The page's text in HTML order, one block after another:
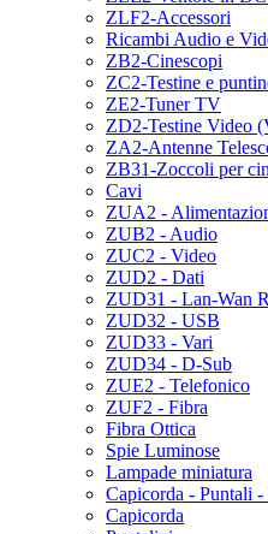
ZLF2-Accessori
Ricambi Audio e
ZB2-Cinescopi
ZC2-Testine e
ZE2-Tuner TV
ZD2-Testine Video
ZA2-Antenne
ZB31-Zoccoli per
Cavi
ZUA2 -
ZUB2 - Audio
ZUC2 - Video
ZUD2 - Dati
ZUD31 - Lan-Wan
ZUD32 - USB
ZUD33 - Vari
ZUD34 - D-Sub
ZUE2 - Telefonico
ZUF2 - Fibra
Fibra Ottica
Spie Luminose
Lampade miniatura
Capicorda - Puntali -
Capicorda